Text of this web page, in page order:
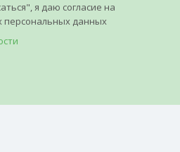
я даю согласие на
персональных данных